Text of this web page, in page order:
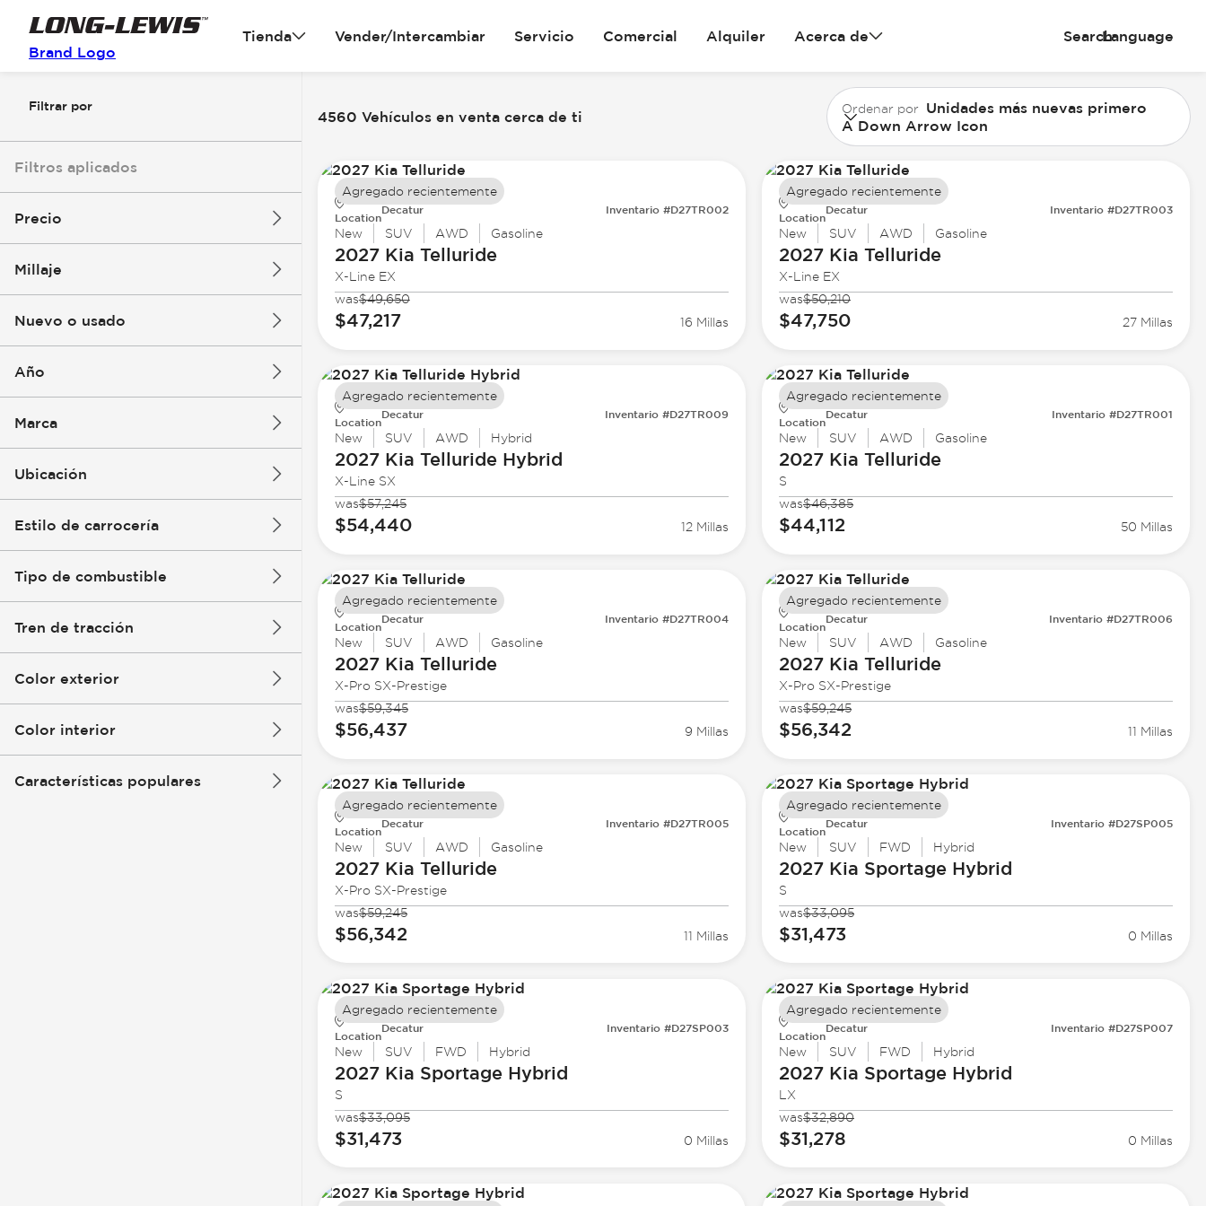
Brand Logo
Tienda Vender/Intercambiar Servicio Comercial Alquiler Acerca de SearchLanguage
Filtrar por
Filtros aplicados
Precio
Millaje
Nuevo o usado
Año
Marca
Ubicación
Estilo de carrocería
Tipo de combustible
Tren de tracción
Color exterior
Color interior
Características populares
4560 Vehículos en venta cerca de ti Ordenar por Unidades más nuevas primero
A Down Arrow Icon
Location
Decatur Inventario #D27TR002
New SUV AWD Gasoline
2027 Kia Telluride
X-Line EX
was$49,650
$47,217 16 Millas
Agregado recientemente
Location
Decatur Inventario #D27TR003
New SUV AWD Gasoline
2027 Kia Telluride
X-Line EX
was$50,210
$47,750 27 Millas
Agregado recientemente
Location
Decatur Inventario #D27TR009
New SUV AWD Hybrid
2027 Kia Telluride Hybrid
X-Line SX
was$57,245
$54,440 12 Millas
Agregado recientemente
Location
Decatur Inventario #D27TR001
New SUV AWD Gasoline
2027 Kia Telluride
S
was$46,385
$44,112 50 Millas
Agregado recientemente
Location
Decatur Inventario #D27TR004
New SUV AWD Gasoline
2027 Kia Telluride
X-Pro SX-Prestige
was$59,345
$56,437 9 Millas
Agregado recientemente
Location
Decatur Inventario #D27TR006
New SUV AWD Gasoline
2027 Kia Telluride
X-Pro SX-Prestige
was$59,245
$56,342 11 Millas
Agregado recientemente
Location
Decatur Inventario #D27TR005
New SUV AWD Gasoline
2027 Kia Telluride
X-Pro SX-Prestige
was$59,245
$56,342 11 Millas
Agregado recientemente
Location
Decatur Inventario #D27SP005
New SUV FWD Hybrid
2027 Kia Sportage Hybrid
S
was$33,095
$31,473 0 Millas
Agregado recientemente
Location
Decatur Inventario #D27SP003
New SUV FWD Hybrid
2027 Kia Sportage Hybrid
S
was$33,095
$31,473 0 Millas
Agregado recientemente
Location
Decatur Inventario #D27SP007
New SUV FWD Hybrid
2027 Kia Sportage Hybrid
LX
was$32,890
$31,278 0 Millas
Agregado recientemente